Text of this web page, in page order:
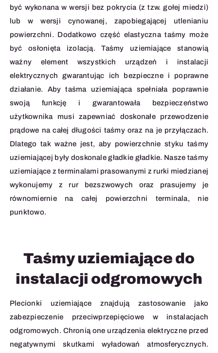
być wykonana w wersji bez pokrycia (z tzw. gołej miedzi)
lub w wersji cynowanej, zapobiegającej utlenianiu
powierzchni. Dodatkowo część elastyczna taśmy może
być osłonięta izolacją. Taśmy uziemiające stanowią
ważny element wszystkich urządzeń i instalacji
elektrycznych gwarantując ich bezpieczne i poprawne
działanie. Aby taśma uziemiająca spełniała poprawnie
swoją funkcję i gwarantowała bezpieczeństwo
użytkownika musi zapewniać doskonałe przewodzenie
prądowe na całej długości taśmy oraz na je przyłączach.
Dlatego tak ważne jest, aby powierzchnie styku taśmy
uziemiającej były doskonale gładkie gładkie. Nasze taśmy
uziemiające z terminalami prasowanymi z rurki miedzianej
wykonujemy z rur bezszwowych oraz prasujemy je
równomiernie na całej powierzchni terminala, nie
punktowo.
Taśmy uziemiające do
instalacji odgromowych
Plecionki uziemiające znajdują zastosowanie jako
zabezpieczenie przeciwprzepięciowe w instalacjach
odgromowych. Chronią one urządzenia elektryczne przed
negatywnymi skutkami wyładowań atmosferycznych.